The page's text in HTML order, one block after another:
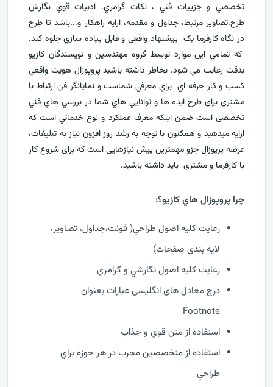
تخصصي و جزييات فني ، نکات گرامري، ادبيات قوي نگارش
طرح،تصاوير مرتبط، جداول و مقدمه، ارایه راهکار و...باشد تا طرح
در نگاه کارفرما يک پيشنهاد واقعي و قابل پياده سازي جلوه کند.
که تمامي اين موارد توسط گروه مهندسين و نويسندگان کازيو
بدقت رعايت مي شود. بخاطر داشته باشيد پروپوزال هويت واقعي
کسب و کار حرفه اي براي معرفيشماست و نمایانگر فن ارتباط با
مشتری برای طرح ايده ها و توانايي هاي شما در بررسي هاي فني
تخصصی است ضمن اینکه معرف عملکرد و نوع خدماتي است که
ارايه ميدهید و همکنون با توجه به رشد روز افزون نياز به تبليغات،
عرضه پرپوزال جزو مهمترين پیش نیازهایی است که برای شروع کار
با کارفرما و مشتری بايد داشته باشيد.
چرا پروپوزال هاي کازيو؟:
رعايت کليه اصول طراحي( فونت،جداول، تصاوير،
لايه بندي صفحات)
رعايت کليه اصول نگارشي و گرامري
درج معادل های انگلیسی عبارات بعنوان
Footnote
استفاده از متن قوي و جذاب
استفاده از متخصصين مجرب در هر حوزه براي
طراحي